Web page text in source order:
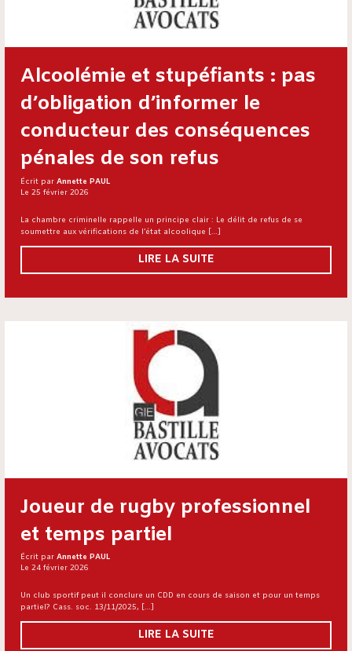
Alcoolémie et stupéfiants : pas
d’obligation d’informer le
conducteur des conséquences
pénales de son refus
Écrit par Annette PAUL
Le 25 février 2026
La chambre criminelle rappelle un principe clair : Le délit de refus de se
soumettre aux vérifications de l’état alcoolique […]
LIRE LA SUITE
Joueur de rugby professionnel
et temps partiel
Écrit par Annette PAUL
Le 24 février 2026
Un club sportif peut il conclure un CDD en cours de saison et pour un temps
partiel? Cass. soc. 13/11/2025, […]
LIRE LA SUITE